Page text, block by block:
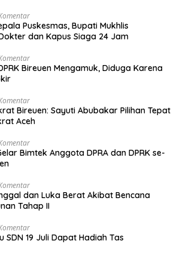
Puskesmas, Bupati Mukhlis
dan Kapus Siaga 24 Jam
Bireuen Mengamuk, Diduga Karena
Bireuen: Sayuti Abubakar Pilihan Tepat
Aceh
Bimtek Anggota DPRA dan DPRK se-
dan Luka Berat Akibat Bencana
Tahap II
SDN 19 Juli Dapat Hadiah Tas